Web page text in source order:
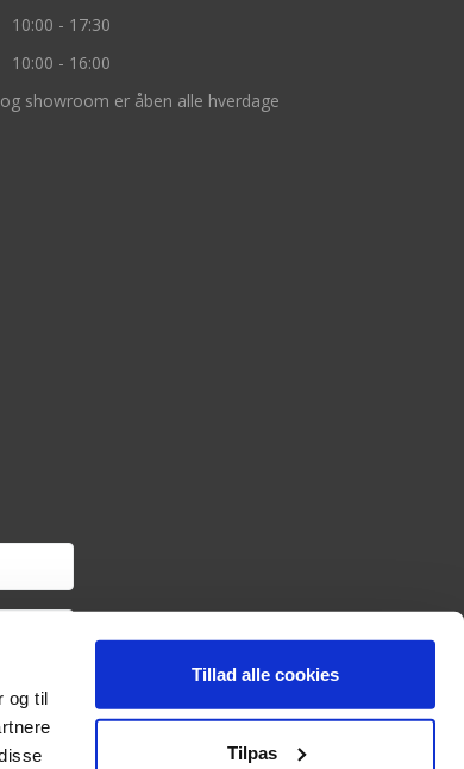
og til
Tillad alle cookies
Tilpas
10:00 - 17:30
10:00 - 16:00
showroom er åben alle hverdage
dig via
og